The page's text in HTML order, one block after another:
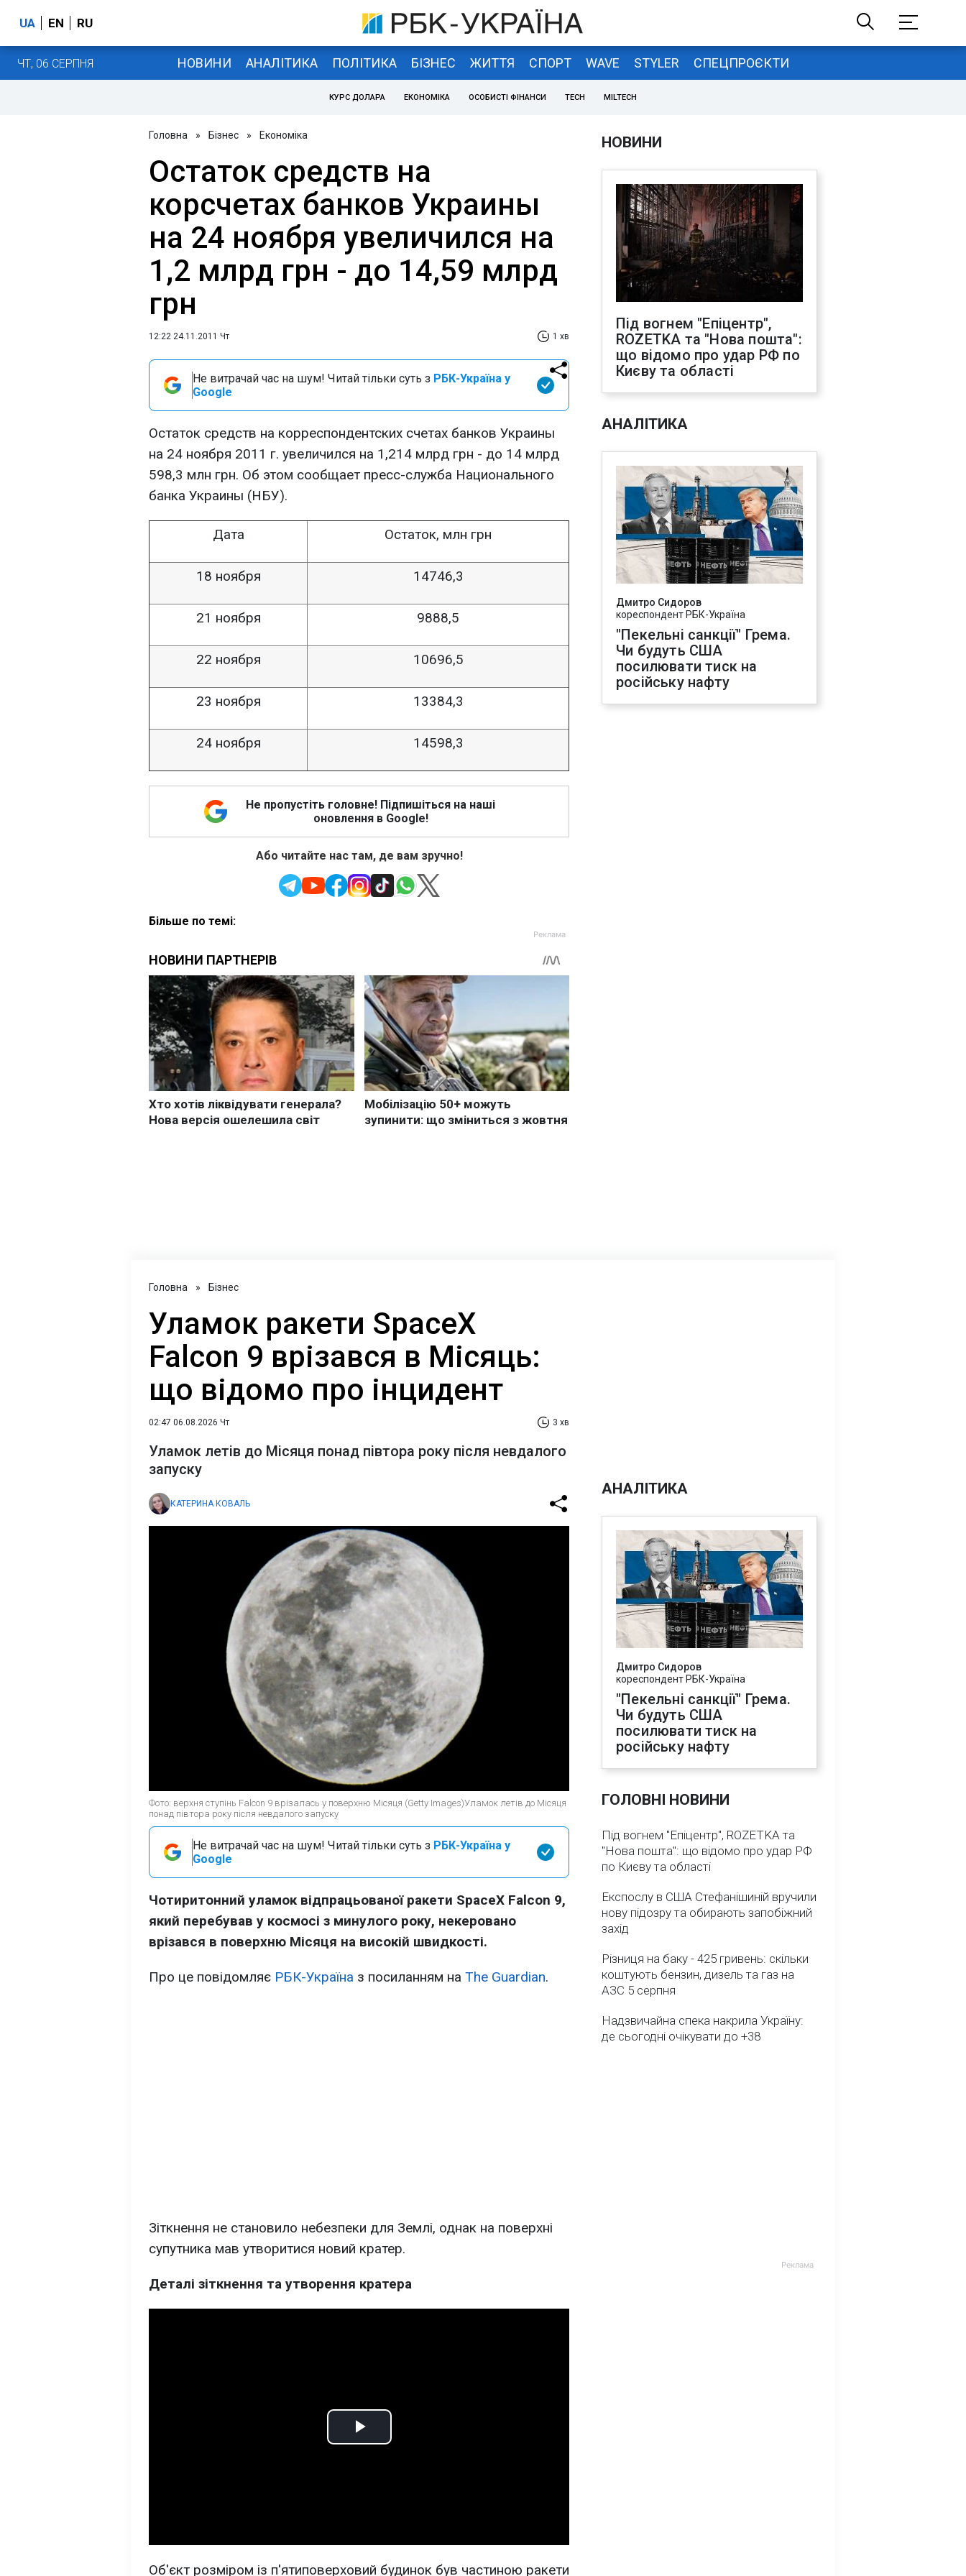
UA EN RU
ЧТ, 06 СЕРПНЯ НОВИНИ АНАЛІТИКА ПОЛІТИКА БІЗНЕС ЖИТТЯ СПОРТ WAVE STYLER СПЕЦПРОЄКТИ
КУРС ДОЛАРА ЕКОНОМІКА ОСОБИСТІ ФІНАНСИ TECH MILTECH
Головна » Бізнес » Економіка
Остаток средств на
корсчетах банков Украины
на 24 ноября увеличился на
1,2 млрд грн - до 14,59 млрд
грн
12:22 24.11.2011 Чт 1 хв
Не витрачай час на шум! Читай тільки суть з РБК-Україна у
Google
Остаток средств на корреспондентских счетах банков Украины
на 24 ноября 2011 г. увеличился на 1,214 млрд грн - до 14 млрд
598,3 млн грн. Об этом сообщает пресс-служба Национального
банка Украины (НБУ).
Дата Остаток, млн грн
18 ноября 14746,3
21 ноября 9888,5
22 ноября 10696,5
23 ноября 13384,3
24 ноября 14598,3
Не пропустіть головне! Підпишіться на наші
оновлення в Google!
Або читайте нас там, де вам зручно!
Більше по темі:
НОВИНИ
Під вогнем "Епіцентр",
ROZETKA та "Нова пошта":
що відомо про удар РФ по
Києву та області
АНАЛІТИКА
Дмитро Сидоров
кореспондент РБК-Україна
"Пекельні санкції" Грема.
Чи будуть США
посилювати тиск на
російську нафту
Головна » Бізнес
Уламок ракети SpaceX
Falcon 9 врізався в Місяць:
що відомо про інцидент
02:47 06.08.2026 Чт 3 хв
Уламок летів до Місяця понад півтора року після невдалого
запуску
КАТЕРИНА КОВАЛЬ
Фото: верхня ступінь Falcon 9 врізалась у поверхню Місяця (Getty Images)Уламок летів до Місяця
понад півтора року після невдалого запуску
Не витрачай час на шум! Читай тільки суть з РБК-Україна у
Google
Чотиритонний уламок відпрацьованої ракети SpaceX Falcon 9,
який перебував у космосі з минулого року, некеровано
врізався в поверхню Місяця на високій швидкості.
Про це повідомляє РБК-Україна з посиланням на The Guardian.
Зіткнення не становило небезпеки для Землі, однак на поверхні
супутника мав утворитися новий кратер.
Деталі зіткнення та утворення кратера
Play
Об'єкт розміром із п'ятиповерховий будинок був частиною ракети
АНАЛІТИКА
Дмитро Сидоров
кореспондент РБК-Україна
"Пекельні санкції" Грема.
Чи будуть США
посилювати тиск на
російську нафту
ГОЛОВНІ НОВИНИ
Під вогнем "Епіцентр", ROZETKA та
"Нова пошта": що відомо про удар РФ
по Києву та області
Експослу в США Стефанішиній вручили
нову підозру та обирають запобіжний
захід
Різниця на баку - 425 гривень: скільки
коштують бензин, дизель та газ на
АЗС 5 серпня
Надзвичайна спека накрила Україну:
де сьогодні очікувати до +38